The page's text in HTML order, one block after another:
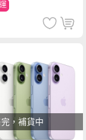
，補貨中